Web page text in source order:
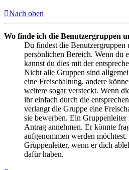
Nach oben
Wo finde ich die Benutzergruppen
Du findest die Benutzergruppen
persönlichen Bereich. Wenn du
kannst du dies mit der
Nicht alle Gruppen sind
eine Freischaltung, andere
weitere sogar versteckt. Wenn
ihr einfach durch die
verlangt die Gruppe eine
sie bewerben. Ein Gruppenleiter
Antrag annehmen. Er könnte
aufgenommen werden
Gruppenleiter, wenn er dich
dafür haben.